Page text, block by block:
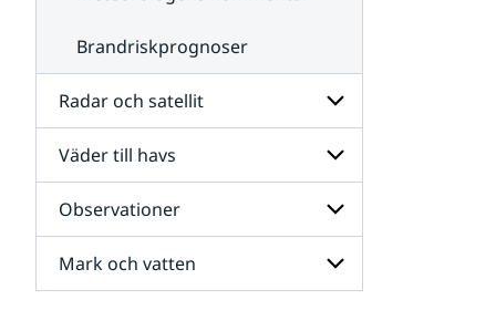
Brandriskprognoser
Radar och satellit
Undersidor
för
Radar
och
satellit
Väder till havs
Undersidor
för
Väder
till
havs
Observationer
Undersidor
för
Mark och vatten